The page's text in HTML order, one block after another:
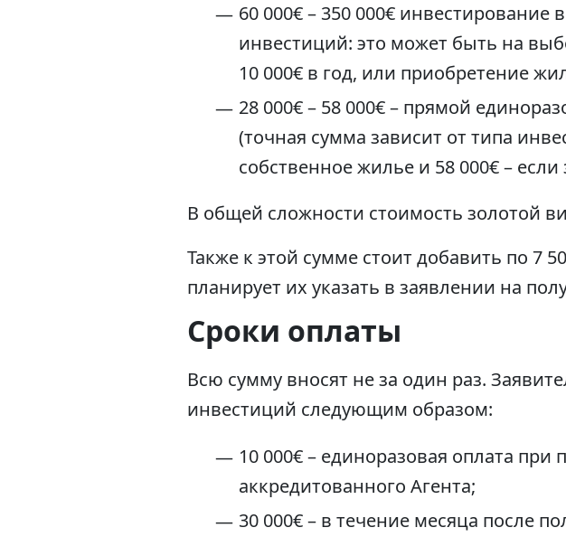
60 000€ – 350 000€
инвестиций: это может быть на
10 000€ в год, или приобретение
28 000€ – 58 000€ – прямой
(точная сумма зависит от типа
собственное жилье и 58 000€ –
В общей сложности стоимость золотой
Также к этой сумме стоит добавить по 7
планирует их указать в заявлении на
Сроки оплаты
Всю сумму вносят не за один раз.
инвестиций следующим образом:
10 000€ – единоразовая оплата при
аккредитованного Агента;
30 000€ – в течение месяца после